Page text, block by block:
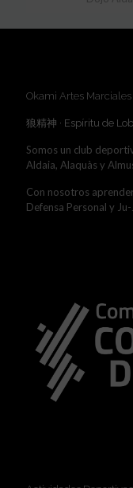
Okami Artes Marciales
狼精神 · Espíritu de
Somos un club
Aldaia, Alaquàs y
Con nosotros
Defensa Personal y